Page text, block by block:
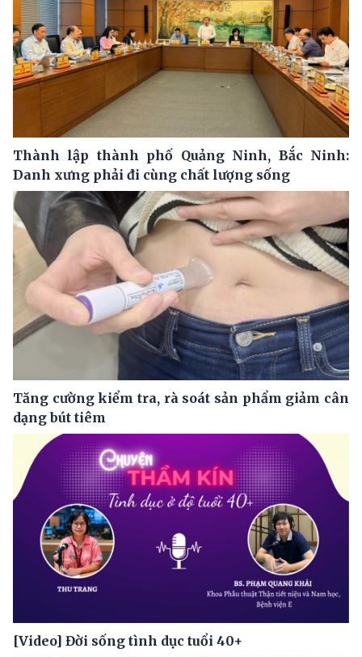
Thành lập thành phố Quảng Ninh, Bắc Ninh:
Danh xưng phải đi cùng chất lượng sống
Tăng cường kiểm tra, rà soát sản phẩm giảm cân
dạng bút tiêm
[Video] Đời sống tình dục tuổi 40+